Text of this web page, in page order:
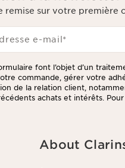
remise sur votre première
e-mail *
font l’objet d’un
commande, gérer votre
de la relation client,
achats et intérêts.
privée.
About